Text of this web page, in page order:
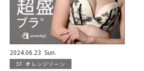
2024.06.23 Sun.
3F オレンジゾーン